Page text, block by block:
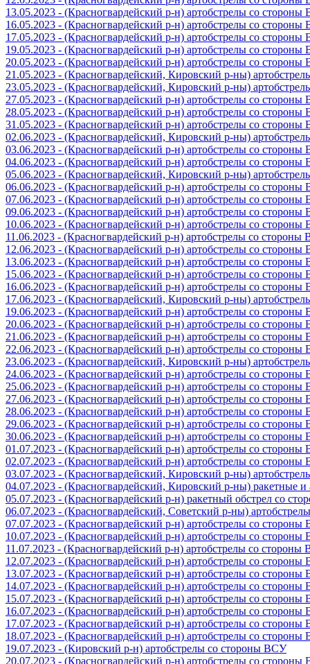
13.05.2023 - (Красногвардейский р-н) артобстрелы со
16.05.2023 - (Красногвардейский р-н) артобстрелы со
17.05.2023 - (Красногвардейский р-н) артобстрелы со
19.05.2023 - (Красногвардейский р-н) артобстрелы со
20.05.2023 - (Красногвардейский р-н) артобстрелы со
21.05.2023 - (Красногвардейский, Кировский р-ны)
23.05.2023 - (Красногвардейский, Кировский р-ны)
27.05.2023 - (Красногвардейский р-н) артобстрелы со
28.05.2023 - (Красногвардейский р-н) артобстрелы со
31.05.2023 - (Красногвардейский р-н) артобстрелы со
02.06.2023 - (Красногвардейский, Кировский р-ны)
03.06.2023 - (Красногвардейский р-н) артобстрелы со
04.06.2023 - (Красногвардейский р-н) артобстрелы со
05.06.2023 - (Красногвардейский, Кировский р-ны)
06.06.2023 - (Красногвардейский р-н) артобстрелы со
07.06.2023 - (Красногвардейский р-н) артобстрелы со
09.06.2023 - (Красногвардейский р-н) артобстрелы со
10.06.2023 - (Красногвардейский р-н) артобстрелы со
11.06.2023 - (Красногвардейский р-н) артобстрелы со стороны
12.06.2023 - (Красногвардейский р-н) артобстрелы со
13.06.2023 - (Красногвардейский р-н) артобстрелы со
15.06.2023 - (Красногвардейский р-н) артобстрелы со
16.06.2023 - (Красногвардейский р-н) артобстрелы со
17.06.2023 - (Красногвардейский, Кировский р-ны)
19.06.2023 - (Красногвардейский р-н) артобстрелы со
20.06.2023 - (Красногвардейский р-н) артобстрелы со
21.06.2023 - (Красногвардейский р-н) артобстрелы со
22.06.2023 - (Красногвардейский р-н) артобстрелы со
23.06.2023 - (Красногвардейский, Кировский р-ны)
24.06.2023 - (Красногвардейский р-н) артобстрелы со
25.06.2023 - (Красногвардейский р-н) артобстрелы со
27.06.2023 - (Красногвардейский р-н) артобстрелы со
28.06.2023 - (Красногвардейский р-н) артобстрелы со
29.06.2023 - (Красногвардейский р-н) артобстрелы со
30.06.2023 - (Красногвардейский р-н) артобстрелы со
01.07.2023 - (Красногвардейский р-н) артобстрелы со
02.07.2023 - (Красногвардейский р-н) артобстрелы со
03.07.2023 - (Красногвардейский, Кировский р-ны)
04.07.2023 - (Красногвардейский, Кировский р-ны) ракетные
05.07.2023 - (Красногвардейский р-н) ракетный обстрел со
06.07.2023 - (Красногвардейский, Советский р-ны)
07.07.2023 - (Красногвардейский р-н) артобстрелы со
10.07.2023 - (Красногвардейский р-н) артобстрелы со
11.07.2023 - (Красногвардейский р-н) артобстрелы со стороны
12.07.2023 - (Красногвардейский р-н) артобстрелы со
13.07.2023 - (Красногвардейский р-н) артобстрелы со
14.07.2023 - (Красногвардейский р-н) артобстрелы со
15.07.2023 - (Красногвардейский р-н) артобстрелы со
16.07.2023 - (Красногвардейский р-н) артобстрелы со
17.07.2023 - (Красногвардейский р-н) артобстрелы со
18.07.2023 - (Красногвардейский р-н) артобстрелы со
19.07.2023 - (Кировский р-н) артобстрелы со стороны ВСУ
20.07.2023 - (Красногвардейский р-н) артобстрелы со